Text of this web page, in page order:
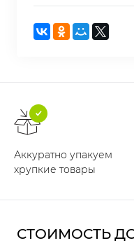
Аккуратно упакуем
хрупкие товары
СТОИМОСТЬ